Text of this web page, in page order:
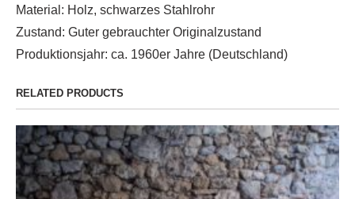
Material: Holz, schwarzes Stahlrohr
Zustand: Guter gebrauchter Originalzustand
Produktionsjahr: ca. 1960er Jahre (Deutschland)
RELATED PRODUCTS